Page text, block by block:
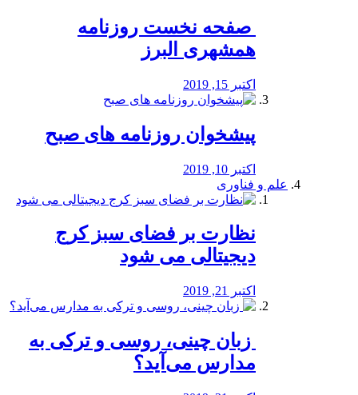
️ صفحه نخست روزنامه‌
همشهری البرز
اکتبر 15, 2019
پیشخوان روزنامه های صبح
اکتبر 10, 2019
علم و فناوری
نظارت بر فضای سبز کرج
دیجیتالی می شود
اکتبر 21, 2019
️ زبان چینی، روسی و ترکی به
مدارس می‌آید؟